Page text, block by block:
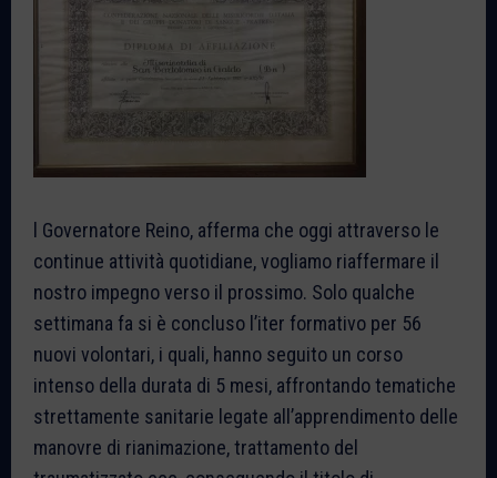
l Governatore Reino, afferma che oggi attraverso le
continue attività quotidiane, vogliamo riaffermare il
nostro impegno verso il prossimo. Solo qualche
settimana fa si è concluso l’iter formativo per 56
nuovi volontari, i quali, hanno seguito un corso
intenso della durata di 5 mesi, affrontando tematiche
strettamente sanitarie legate all’apprendimento delle
manovre di rianimazione, trattamento del